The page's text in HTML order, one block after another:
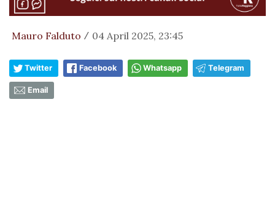
Mauro Falduto / 04 April 2025, 23:45
Twitter Facebook Whatsapp Telegram
Email